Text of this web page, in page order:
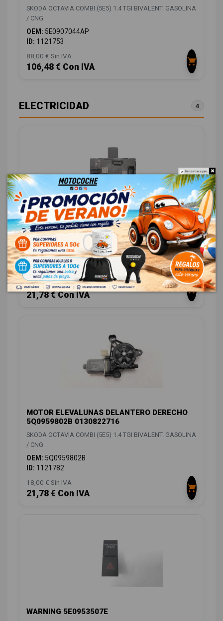
SKODA OCTAVIA COMBI (5E5) 1.4 TGI BIVALENT. GASOLINA
/ CNG
OEM: 5E0907044AP
ID: 1121753
88,00 € Sin IVA
106,48 € Con IVA
ELECTRICIDAD 4
MODULO CONFORT 5Q4959592E 5Q4959592B
SKODA OCTAVIA COMBI (5E5) 1.4 TGI BIVALENT. GASOLINA
/ CNG
OEM:5Q4959592E
ID:1121775
18,00 € Sin IVA
21,78 € Con IVA
MOTOR ELEVALUNAS DELANTERO DERECHO
5Q0959802B 0130822716
SKODA OCTAVIA COMBI (5E5) 1.4 TGI BIVALENT. GASOLINA
/ CNG
OEM: 5Q0959802B
ID: 1121782
18,00 € Sin IVA
21,78 € Con IVA
WARNING 5E0953507E
Do not show again.